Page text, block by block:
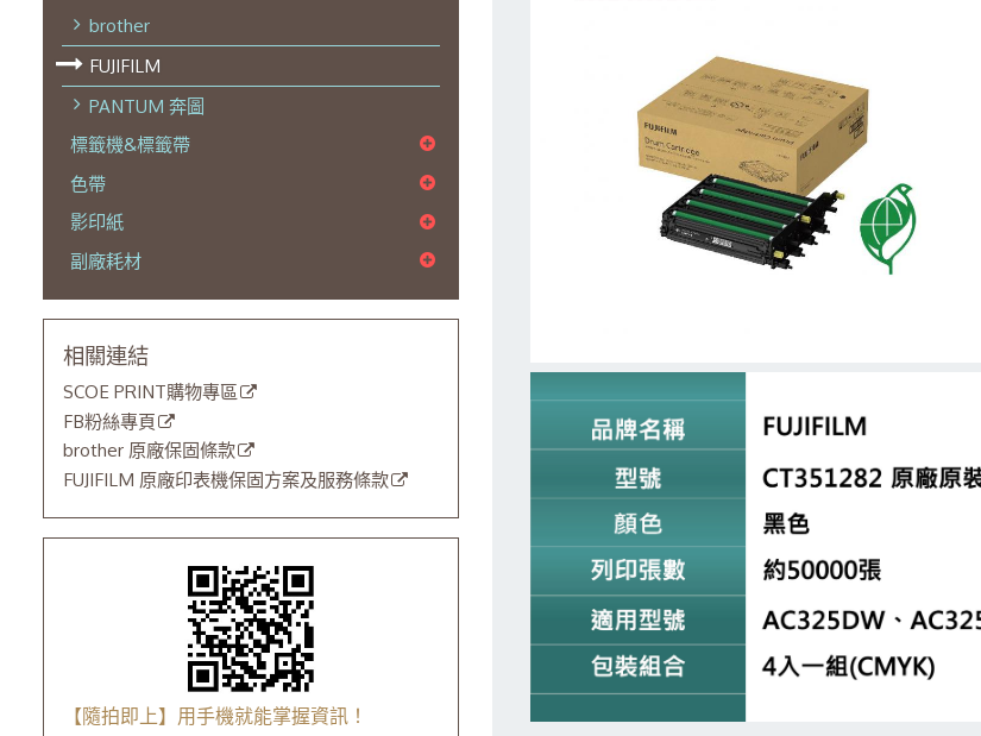
brother
FUJIFILM
PANTUM 奔圖
標籤機&標籤帶
色帶
影印紙
副廠耗材
相關連結
SCOE PRINT購物專區
FB粉絲專頁
brother 原廠保固條款
FUJIFILM 原廠印表機保固方案及服務條款
【隨拍即上】用手機就能掌握資訊！